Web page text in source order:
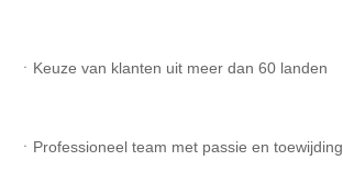
ㆍKeuze van klanten uit meer dan 60 landen
ㆍProfessioneel team met passie en toewijding